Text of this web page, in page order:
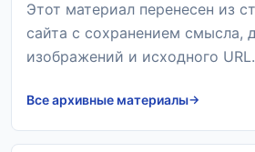
Этот материал перенесен из
сайта с сохранением смысла,
изображений и исходного URL.
Все архивные материалы